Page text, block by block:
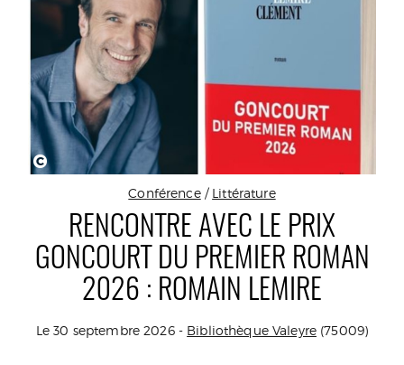
C
Conférence/ Littérature
RENCONTRE AVEC LE PRIX
GONCOURT DU PREMIER ROMAN
2026 : ROMAIN LEMIRE
Le 30 septembre 2026 - Bibliothèque Valeyre(75009)